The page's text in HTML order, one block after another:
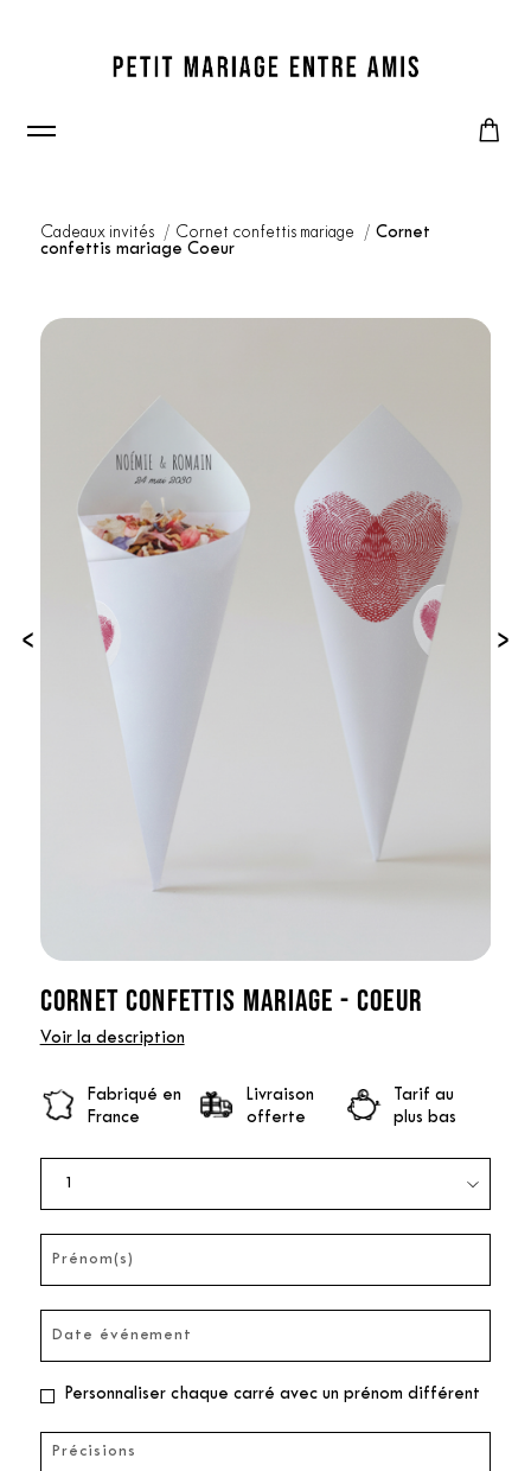
Cadeaux invités Cornet confettis mariage
Cornet
confettis mariage Coeur
‹ ›
CORNET CONFETTIS MARIAGE - COEUR
Voir la description
Fabriqué en
France
Livraison
offerte
Tarif au
plus bas
Personnaliser chaque carré avec un prénom différent